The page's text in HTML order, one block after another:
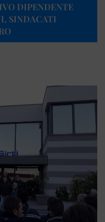
DIPENDENTE
SINDACATI